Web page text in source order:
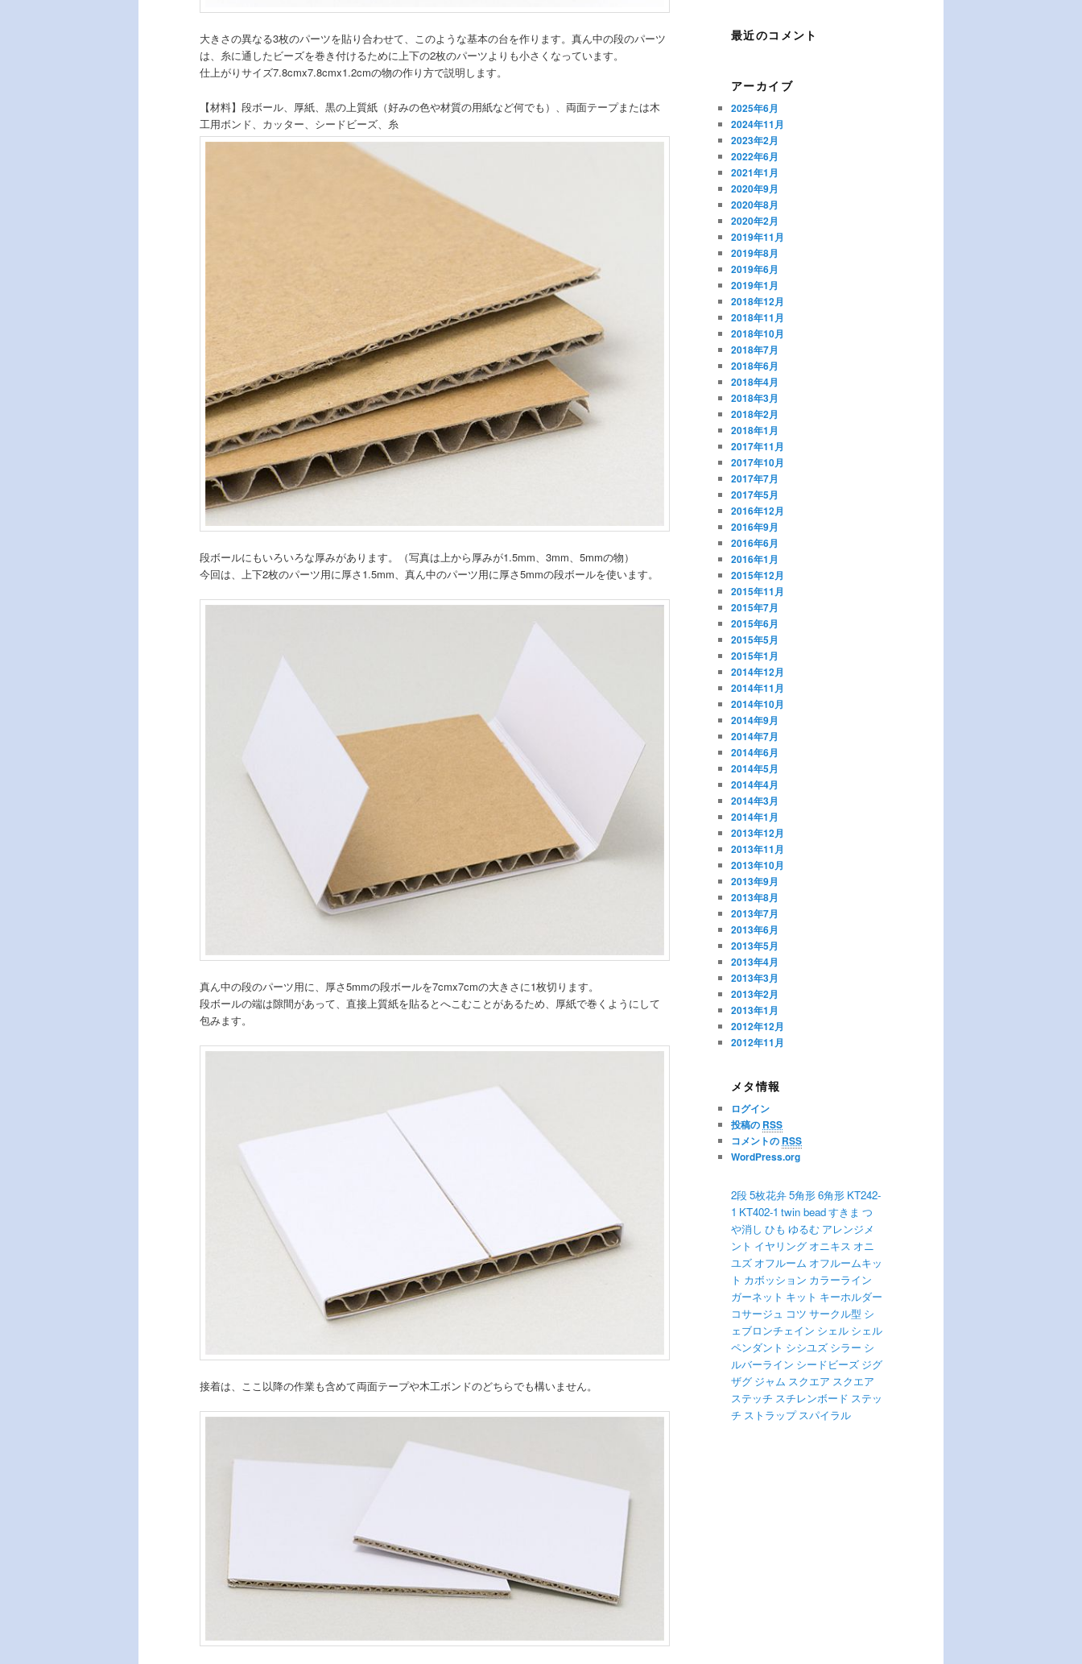
大きさの異なる3枚のパーツを貼り合わせて、このような基本の台を作ります。真ん中の段のパーツ
は、糸に通したビーズを巻き付けるために上下の2枚のパーツよりも小さくなっています。
仕上がりサイズ7.8cmx7.8cmx1.2cmの物の作り方で説明します。
【材料】段ボール、厚紙、黒の上質紙（好みの色や材質の用紙など何でも）、両面テープまたは木
工用ボンド、カッター、シードビーズ、糸
段ボールにもいろいろな厚みがあります。（写真は上から厚みが1.5mm、3mm、5mmの物）
今回は、上下2枚のパーツ用に厚さ1.5mm、真ん中のパーツ用に厚さ5mmの段ボールを使います。
真ん中の段のパーツ用に、厚さ5mmの段ボールを7cmx7cmの大きさに1枚切ります。
段ボールの端は隙間があって、直接上質紙を貼るとへこむことがあるため、厚紙で巻くようにして
包みます。
接着は、ここ以降の作業も含めて両面テープや木工ボンドのどちらでも構いません。
最近のコメント
アーカイブ
2025年6月
2024年11月
2023年2月
2022年6月
2021年1月
2020年9月
2020年8月
2020年2月
2019年11月
2019年8月
2019年6月
2019年1月
2018年12月
2018年11月
2018年10月
2018年7月
2018年6月
2018年4月
2018年3月
2018年2月
2018年1月
2017年11月
2017年10月
2017年7月
2017年5月
2016年12月
2016年9月
2016年6月
2016年1月
2015年12月
2015年11月
2015年7月
2015年6月
2015年5月
2015年1月
2014年12月
2014年11月
2014年10月
2014年9月
2014年7月
2014年6月
2014年5月
2014年4月
2014年3月
2014年1月
2013年12月
2013年11月
2013年10月
2013年9月
2013年8月
2013年7月
2013年6月
2013年5月
2013年4月
2013年3月
2013年2月
2013年1月
2012年12月
2012年11月
メタ情報
ログイン
投稿の RSS
コメントの RSS
WordPress.org
2段5枚花弁5角形6角形 KT242-
1 KT402-1 twin beadすきま つ
や消し ひも ゆるむ アレンジメ
ント イヤリング オニキス オニ
ユズ オフルーム オフルームキッ
ト カボッション カラーライン
ガーネット キット キーホルダー
コサージュ コツ サークル型 シ
ェブロンチェイン シェル シェル
ペンダント シシユズ シラー シ
ルバーライン シードビーズ ジグ
ザグ ジャム スクエア スクエア
ステッチ スチレンボード ステッ
チ ストラップ スパイラル